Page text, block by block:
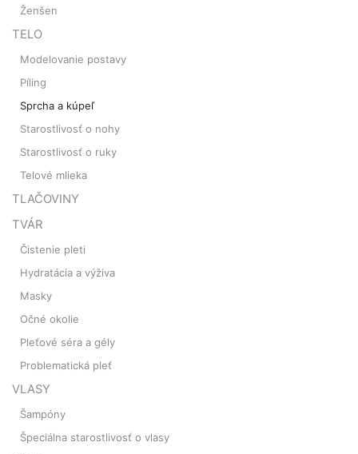
Ženšen
TELO
Modelovanie postavy
Píling
Sprcha a kúpeľ
Starostlivosť o nohy
Starostlivosť o ruky
Telové mlieka
TLAČOVINY
TVÁR
Čistenie pleti
Hydratácia a výživa
Masky
Očné okolie
Pleťové séra a gély
Problematická pleť
VLASY
Šampóny
Špeciálna starostlivosť o vlasy